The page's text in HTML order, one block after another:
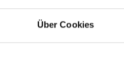
Über Cookies